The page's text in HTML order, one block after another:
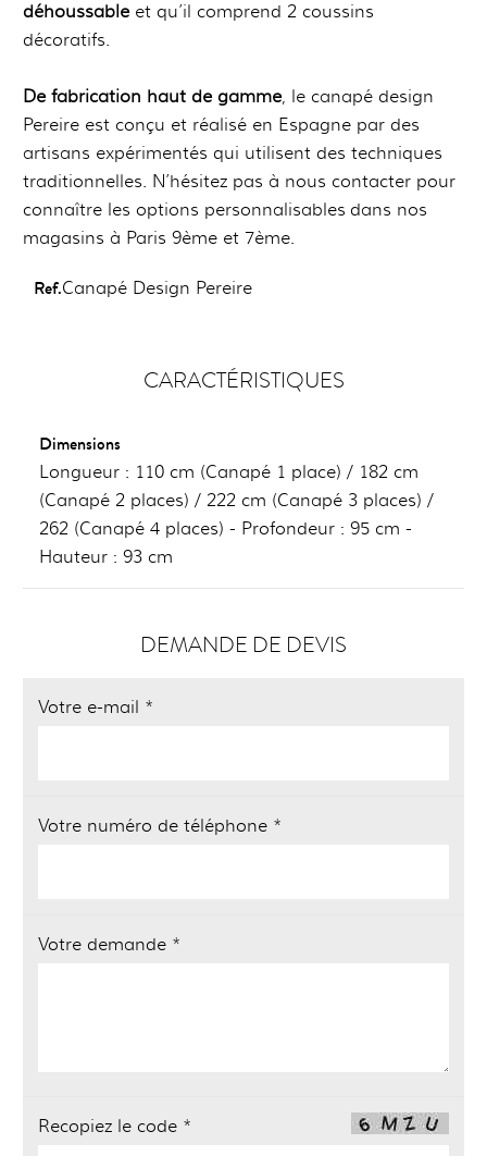
déhoussableet qu’il comprend 2 coussins
décoratifs.
De fabrication haut de gamme, le canapé design
Pereire est conçu et réalisé en Espagne par des
artisans expérimentés qui utilisent des techniques
traditionnelles. N’hésitez pas à nous contacter pour
connaître les options personnalisables dans nos
magasins à Paris 9ème et 7ème.
Ref.Canapé Design Pereire
CARACTÉRISTIQUES
Dimensions
Longueur : 110 cm (Canapé 1 place) / 182 cm
(Canapé 2 places) / 222 cm (Canapé 3 places) /
262 (Canapé 4 places) - Profondeur : 95 cm -
Hauteur : 93 cm
DEMANDE DE DEVIS
Votre e-mail *
Votre numéro de téléphone *
Votre demande *
Recopiez le code *